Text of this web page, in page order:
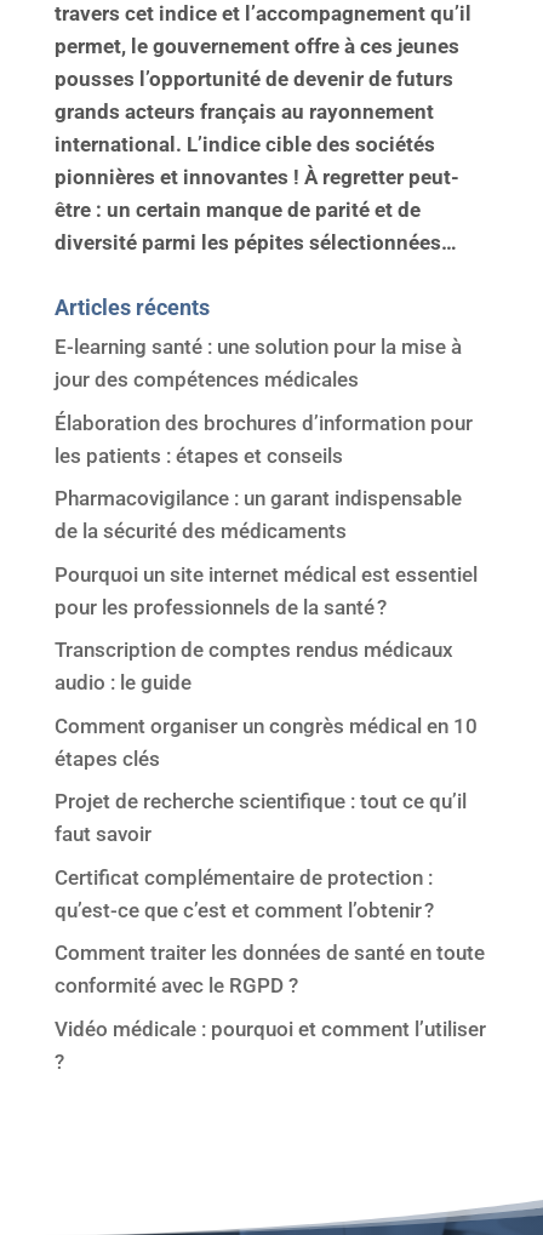
travers cet indice et l’accompagnement qu’il
permet, le gouvernement offre à ces jeunes
pousses l’opportunité de devenir de futurs
grands acteurs français au rayonnement
international. L’indice cible des sociétés
pionnières et innovantes ! À regretter peut-
être : un certain manque de parité et de
diversité parmi les pépites sélectionnées…
Articles récents
E-learning santé : une solution pour la mise à
jour des compétences médicales
Élaboration des brochures d’information pour
les patients : étapes et conseils
Pharmacovigilance : un garant indispensable
de la sécurité des médicaments
Pourquoi un site internet médical est essentiel
pour les professionnels de la santé ?
Transcription de comptes rendus médicaux
audio : le guide
Comment organiser un congrès médical en 10
étapes clés
Projet de recherche scientifique : tout ce qu’il
faut savoir
Certificat complémentaire de protection :
qu’est-ce que c’est et comment l’obtenir ?
Comment traiter les données de santé en toute
conformité avec le RGPD ?
Vidéo médicale : pourquoi et comment l’utiliser
?